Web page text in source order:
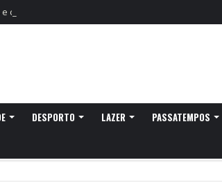
artística marcam a nova temporada do CTAL
DESPORTO LAZER PASSATEMPOS